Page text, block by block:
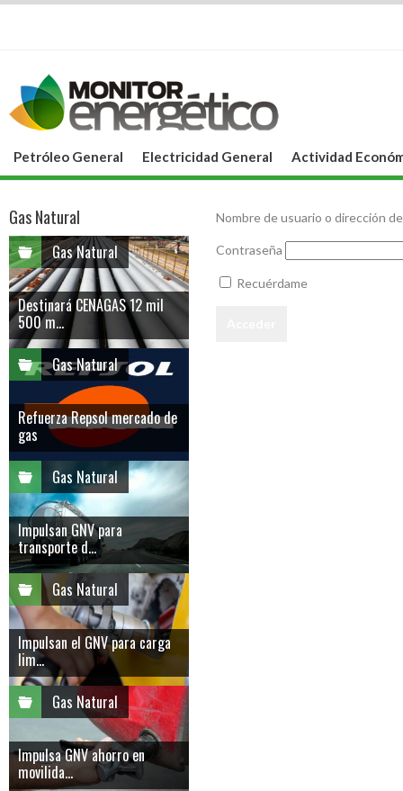
Petróleo General Electricidad General Actividad
Nombre de usuario o dirección
Contraseña
Recuérdame
Gas Natural
Gas Natural
Destinará CENAGAS 12 mil
500 m...
Gas Natural
Refuerza Repsol mercado de
gas
Gas Natural
Impulsan GNV para
transporte d...
Gas Natural
Impulsan el GNV para carga
lim...
Gas Natural
Impulsa GNV ahorro en
movilida...